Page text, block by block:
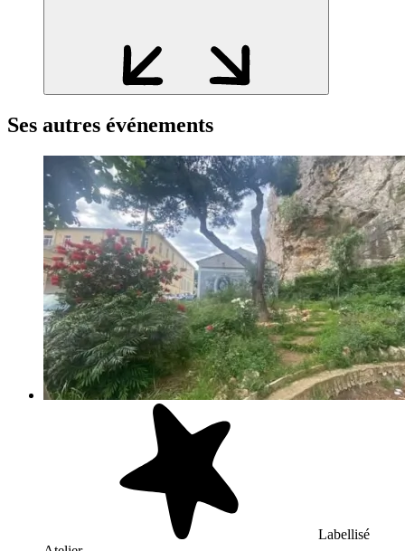
Ses autres événements
Labellisé